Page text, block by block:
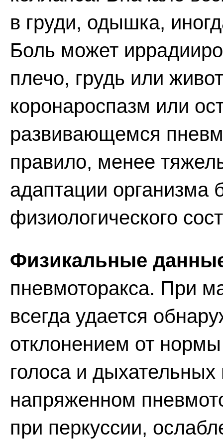
в груди, одышка,
Боль может
плечо, грудь или
коронароспазм или
развивающемся
правило, менее
адаптации организма
физиологического
Физикальные
пневмоторакса. При
всегда удается
отклонением от
голоса и
напряженном
при перкуссии,